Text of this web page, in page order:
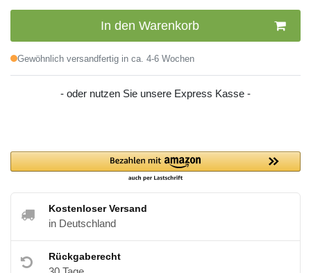
In den Warenkorb
Gewöhnlich versandfertig in ca. 4-6 Wochen
- oder nutzen Sie unsere Express Kasse -
Kostenloser Versand
in Deutschland
Rückgaberecht